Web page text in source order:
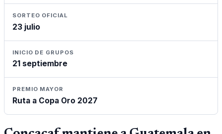
SORTEO OFICIAL
23 julio
INICIO DE GRUPOS
21 septiembre
PREMIO MAYOR
Ruta a Copa Oro 2027